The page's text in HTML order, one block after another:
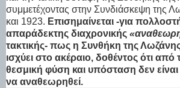
συμμετέχοντας στην Συνδιάσκεψη της
και 1923. Επισημαίνεται -για
απαράδεκτης διαχρονικής
τακτικής- πως η Συνθήκη της Λωζάνης
ισχύει στο ακέραιο, δοθέντος ότι από
θεσμική φύση και υπόσταση δεν
να αναθεωρηθεί.